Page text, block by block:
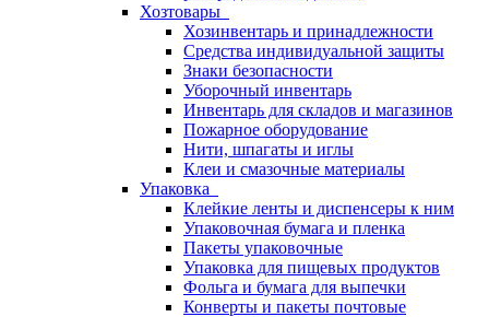
Хозтовары
Хозинвентарь и принадлежности
Средства индивидуальной защиты
Знаки безопасности
Уборочный инвентарь
Инвентарь для складов и магазинов
Пожарное оборудование
Нити, шпагаты и иглы
Клеи и смазочные материалы
Упаковка
Клейкие ленты и диспенсеры к ним
Упаковочная бумага и пленка
Пакеты упаковочные
Упаковка для пищевых продуктов
Фольга и бумага для выпечки
Конверты и пакеты почтовые